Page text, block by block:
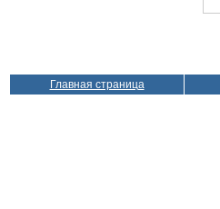
Главная страница